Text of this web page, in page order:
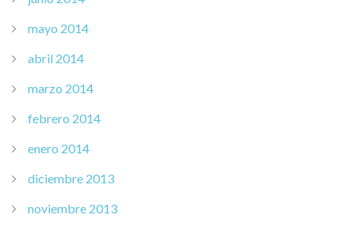
mayo 2014
abril 2014
marzo 2014
febrero 2014
enero 2014
diciembre 2013
noviembre 2013